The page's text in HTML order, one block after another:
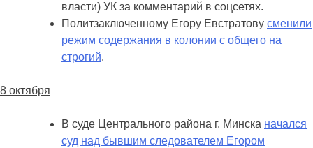
власти) УК за комментарий в соцсетях.
Политзаключенному Егору Евстратову сменили
режим содержания в колонии с общего на
строгий.
8 октября
В суде Центрального района г. Минска начался
суд над бывшим следователем Егором